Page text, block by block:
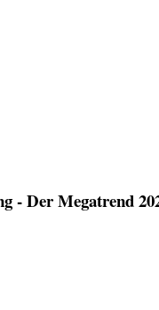
- Der Megatrend